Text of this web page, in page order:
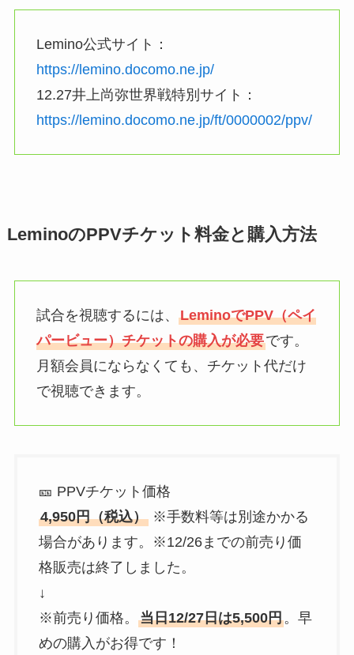
Lemino公式サイト：
https://lemino.docomo.ne.jp/
12.27井上尚弥世界戦特別サイト：
https://lemino.docomo.ne.jp/ft/0000002/ppv/
LeminoのPPVチケット料金と購入方法
試合を視聴するには、 LeminoでPPV（ペイ
パービュー）チケットの購入が必要です。
月額会員にならなくても、チケット代だけ
で視聴できます。
🎫 PPVチケット価格
4,950円（税込）※手数料等は別途かかる
場合があります。※12/26までの前売り価
格販売は終了しました。
↓
※前売り価格。 当日12/27日は5,500円。早
めの購入がお得です！